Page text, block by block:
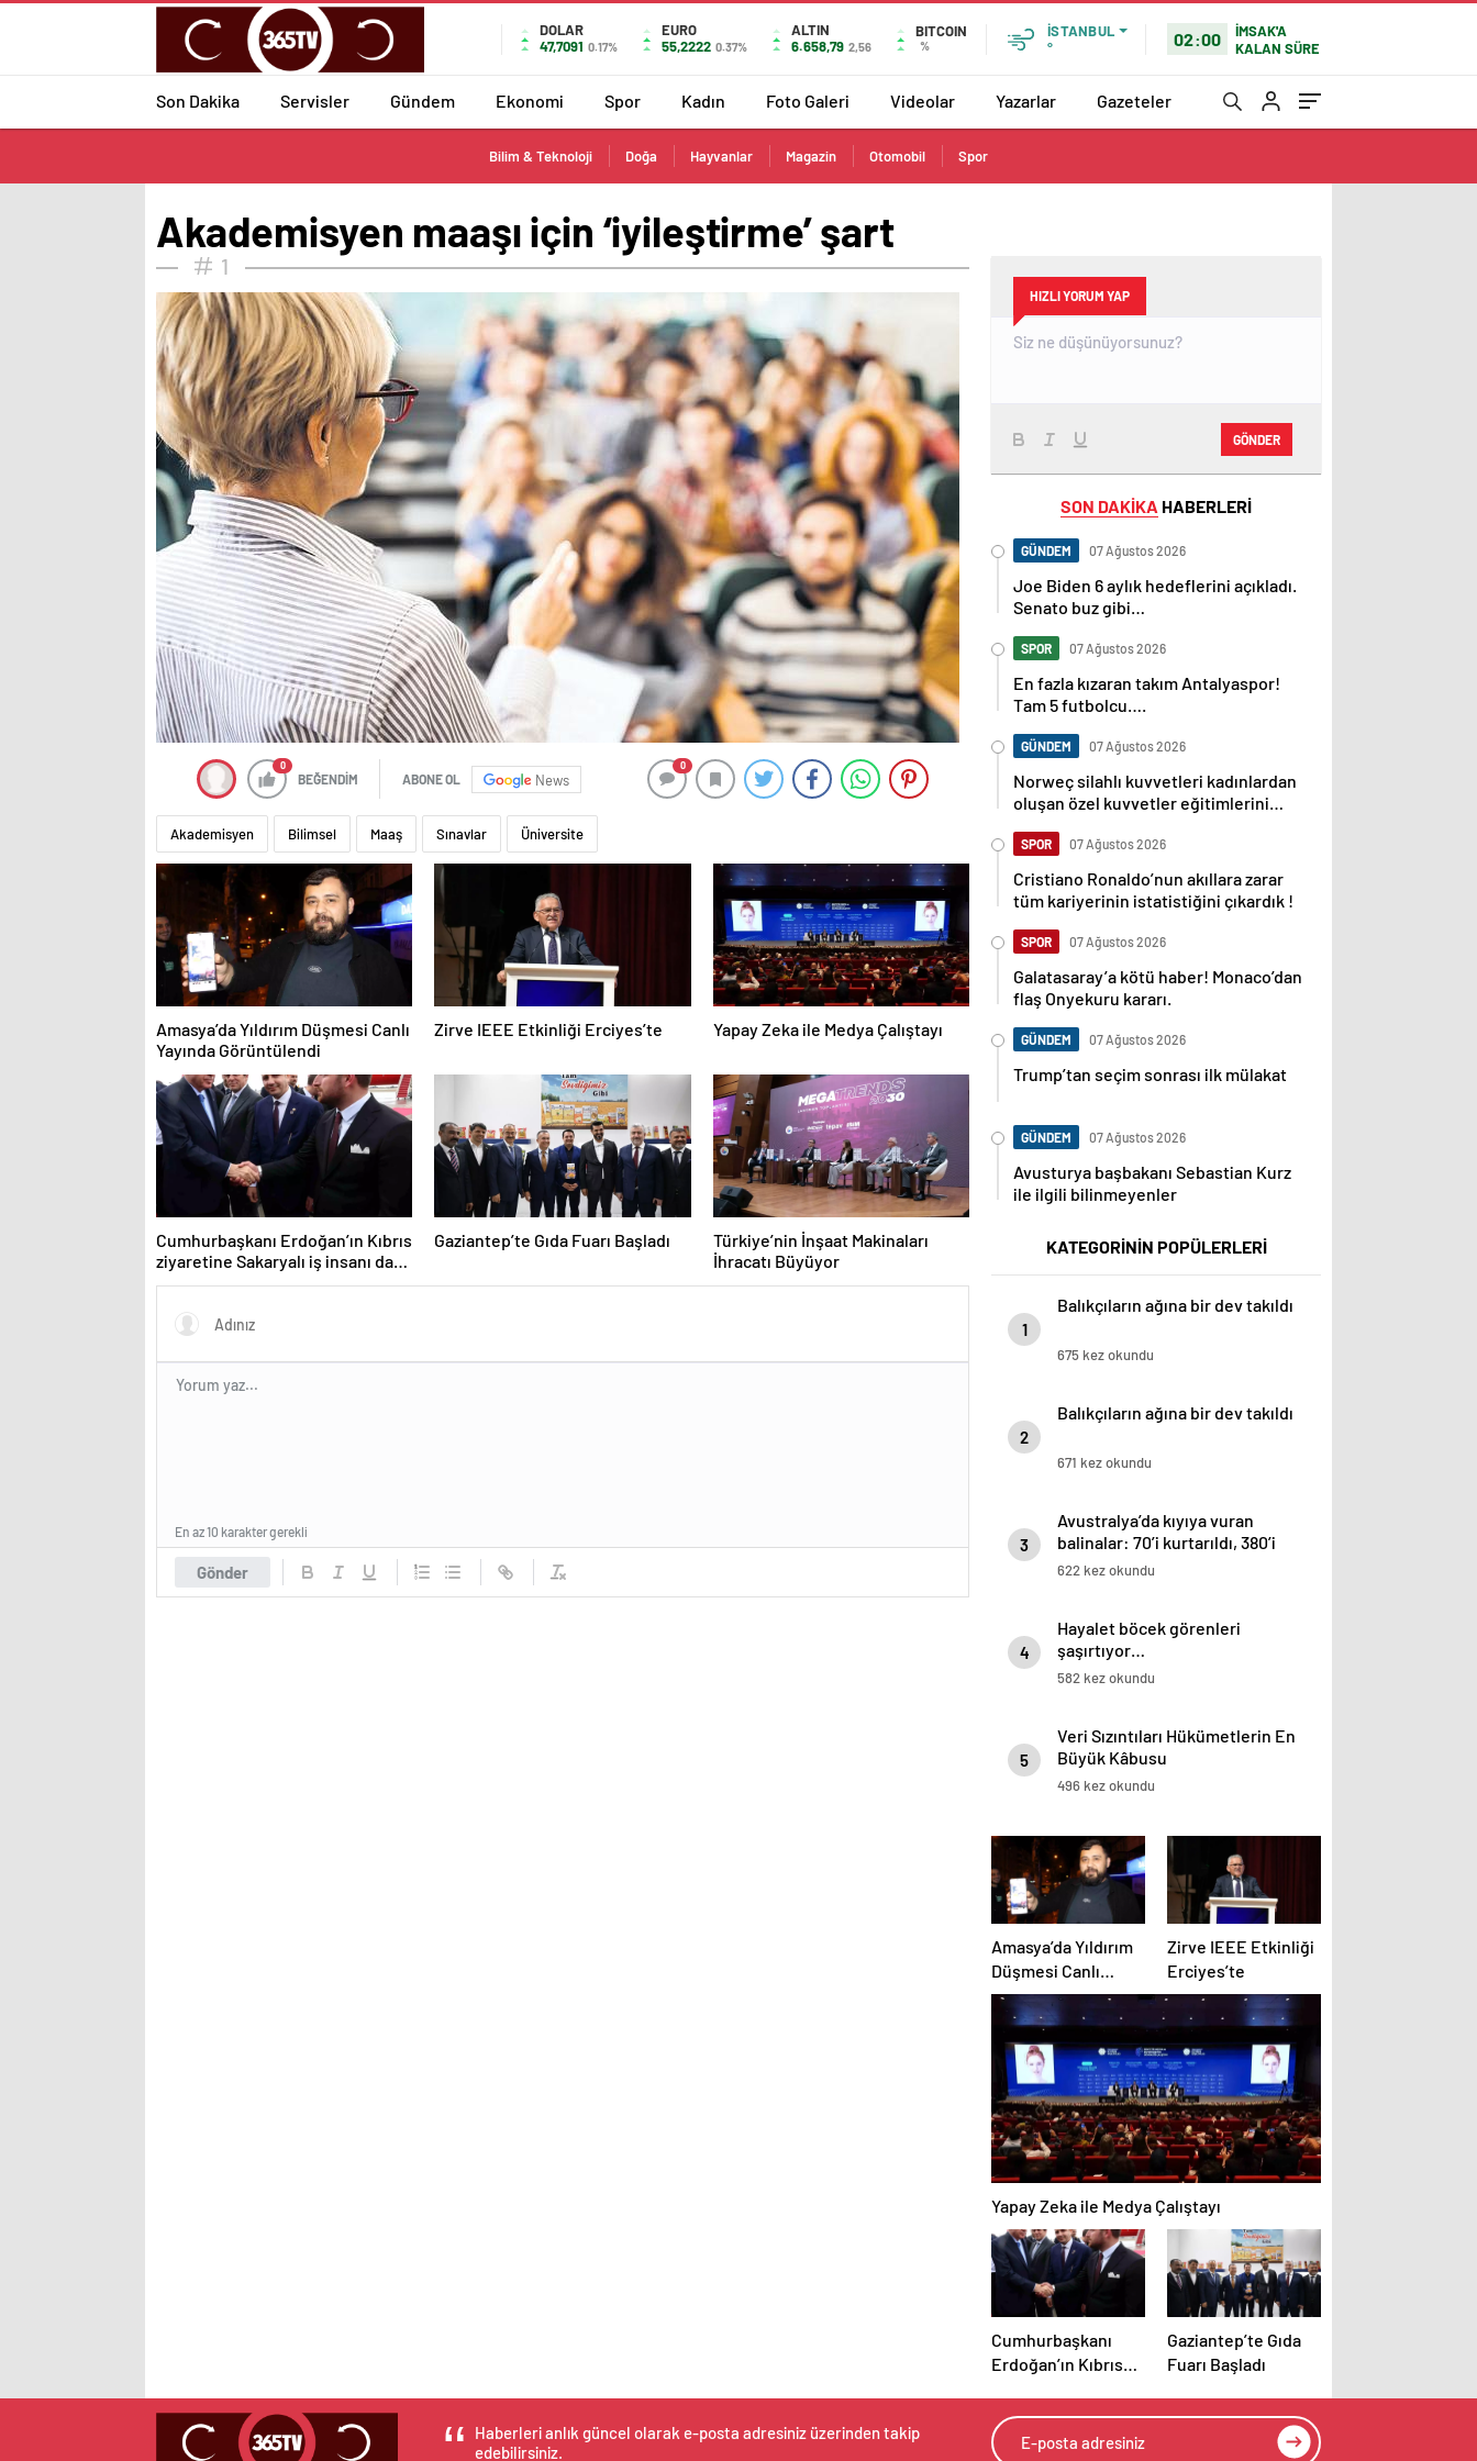
DOLAR
47,7091 0.17%
EURO
55,2222 0.37%
ALTIN
6.658,79 2,56
BITCOIN
%
İSTANBUL
°
02:00
İMSAK'A
KALAN SÜRE
Son Dakika Servisler Gündem Ekonomi Spor Kadın Foto Galeri Videolar Yazarlar Gazeteler
Bilim & Teknoloji Doğa Hayvanlar Magazin Otomobil Spor
Akademisyen maaşı için ‘iyileştirme’ şart
1
0
BEĞENDİM ABONE OL News
0
Akademisyen Bilimsel Maaş Sınavlar Üniversite
Amasya’da Yıldırım Düşmesi Canlı
Yayında Görüntülendi
Zirve IEEE Etkinliği Erciyes’te Yapay Zeka ile Medya Çalıştayı
Cumhurbaşkanı Erdoğan’ın Kıbrıs
ziyaretine Sakaryalı iş insanı da
eşlik etti
Gaziantep’te Gıda Fuarı Başladı
Türkiye’nin İnşaat Makinaları
İhracatı Büyüyor
Gönder
En az 10 karakter gerekli
HIZLI YORUM YAP
GÖNDER
SON DAKİKA HABERLERİ
GÜNDEM 07 Ağustos 2026
Joe Biden 6 aylık hedeflerini açıkladı.
Senato buz gibi…
SPOR 07 Ağustos 2026
En fazla kızaran takım Antalyaspor!
Tam 5 futbolcu….
GÜNDEM 07 Ağustos 2026
Norweç silahlı kuvvetleri kadınlardan
oluşan özel kuvvetler eğitimlerini
SPOR 07 Ağustos 2026
Cristiano Ronaldo’nun akıllara zarar
tüm kariyerinin istatistiğini çıkardık !
SPOR 07 Ağustos 2026
Galatasaray’a kötü haber! Monaco’dan
flaş Onyekuru kararı.
GÜNDEM 07 Ağustos 2026
Trump’tan seçim sonrası ilk mülakat
GÜNDEM 07 Ağustos 2026
Avusturya başbakanı Sebastian Kurz
ile ilgili bilinmeyenler
KATEGORİNİN POPÜLERLERİ
1
Balıkçıların ağına bir dev takıldı
675 kez okundu
2
Balıkçıların ağına bir dev takıldı
671 kez okundu
3
Avustralya’da kıyıya vuran
balinalar: 70’i kurtarıldı, 380’i
öldü
622 kez okundu
4
Hayalet böcek görenleri
şaşırtıyor…
582 kez okundu
5
Veri Sızıntıları Hükümetlerin En
Büyük Kâbusu
496 kez okundu
Amasya’da Yıldırım
Düşmesi Canlı
Yayında
Görüntülendi
Zirve IEEE Etkinliği
Erciyes’te
Yapay Zeka ile Medya Çalıştayı
Cumhurbaşkanı
Erdoğan’ın Kıbrıs
iş insanı da eşlik
etti
Gaziantep’te Gıda
Fuarı Başladı
Haberleri anlık güncel olarak e-posta adresiniz üzerinden takip
edebilirsiniz.